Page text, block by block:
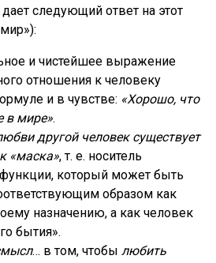
следующий ответ на этот
и чистейшее выражение
отношения к человеку
и в чувстве: «Хорошо, что
в мире».
другой человек существует
«маска», т. е. носитель
который может быть
образом как
назначению, а как человек
бытия».
… в том, чтобы любить